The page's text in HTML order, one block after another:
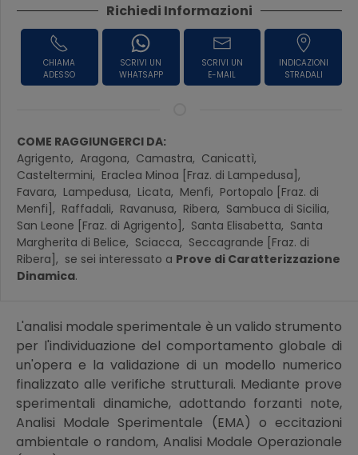
Richiedi Informazioni
CHIAMA
ADESSO
SCRIVI UN
WHATSAPP
SCRIVI UN
E-MAIL
INDICAZIONI
STRADALI
COME RAGGIUNGERCI DA:
Agrigento, Aragona, Camastra, Canicattì,
Casteltermini, Eraclea Minoa [Fraz. di Lampedusa],
Favara, Lampedusa, Licata, Menfi, Portopalo [Fraz. di
Menfi], Raffadali, Ravanusa, Ribera, Sambuca di Sicilia,
San Leone [Fraz. di Agrigento], Santa Elisabetta, Santa
Margherita di Belice, Sciacca, Seccagrande [Fraz. di
Ribera], se sei interessato a Prove di Caratterizzazione
Dinamica.
L'analisi modale sperimentale è un valido strumento
per l'individuazione del comportamento globale di
un'opera e la validazione di un modello numerico
finalizzato alle verifiche strutturali. Mediante prove
sperimentali dinamiche, adottando forzanti note,
Analisi Modale Sperimentale (EMA) o eccitazioni
ambientale o random, Analisi Modale Operazionale